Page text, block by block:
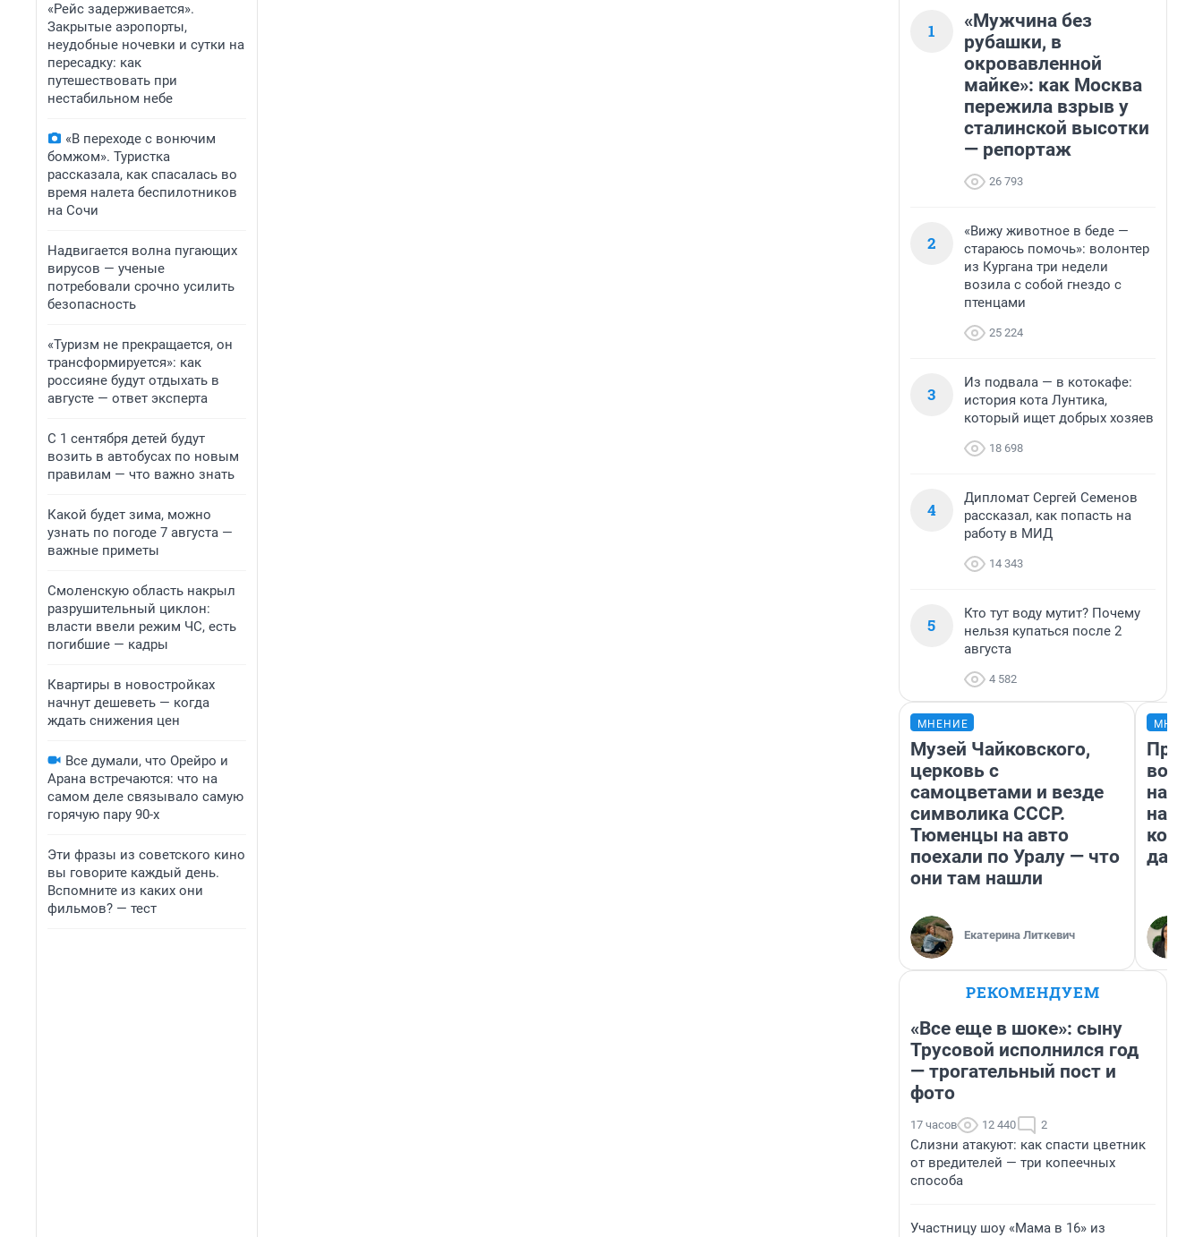
«Рейс задерживается».
Закрытые аэропорты,
неудобные ночевки и сутки на
пересадку: как
путешествовать при
нестабильном небе
«В переходе с вонючим
бомжом». Туристка
рассказала, как спасалась во
время налета беспилотников
на Сочи
Надвигается волна пугающих
вирусов — ученые
потребовали срочно усилить
безопасность
«Туризм не прекращается, он
трансформируется»: как
россияне будут отдыхать в
августе — ответ эксперта
С 1 сентября детей будут
возить в автобусах по новым
правилам — что важно знать
Какой будет зима, можно
узнать по погоде 7 августа —
важные приметы
Смоленскую область накрыл
разрушительный циклон:
власти ввели режим ЧС, есть
погибшие — кадры
Квартиры в новостройках
начнут дешеветь — когда
ждать снижения цен
Все думали, что Орейро и
Арана встречаются: что на
самом деле связывало самую
горячую пару 90-х
Эти фразы из советского кино
вы говорите каждый день.
Вспомните из каких они
фильмов? — тест
1
«Мужчина без
рубашки, в
окровавленной
майке»: как Москва
пережила взрыв у
сталинской высотки
— репортаж
26 793
2
«Вижу животное в беде —
стараюсь помочь»: волонтер
из Кургана три недели
возила с собой гнездо с
птенцами
25 224
3
Из подвала — в котокафе:
история кота Лунтика,
который ищет добрых хозяев
18 698
4
Дипломат Сергей Семенов
рассказал, как попасть на
работу в МИД
14 343
5
Кто тут воду мутит? Почему
нельзя купаться после 2
августа
4 582
МНЕНИЕ
Музей Чайковского,
церковь с
самоцветами и везде
символика СССР.
Тюменцы на авто
поехали по Уралу — что
они там нашли
Екатерина Литкевич
нам
даже
РЕКОМЕНДУЕМ
«Все еще в шоке»: сыну
Трусовой исполнился год
— трогательный пост и
фото
17 часов 12 440 2
Слизни атакуют: как спасти цветник
от вредителей — три копеечных
способа
Участницу шоу «Мама в 16» из